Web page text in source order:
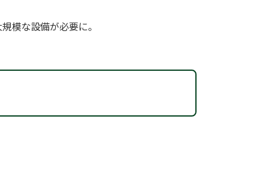
模な設備が必要に。